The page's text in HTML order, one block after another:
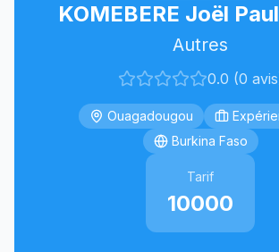
KOMEBERE Joël
Autres
0.0 (0
Ouagadougou
Burkina Faso
Tarif
10000